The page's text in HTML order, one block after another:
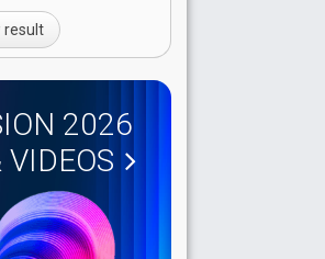
result
2026
VIDEOS